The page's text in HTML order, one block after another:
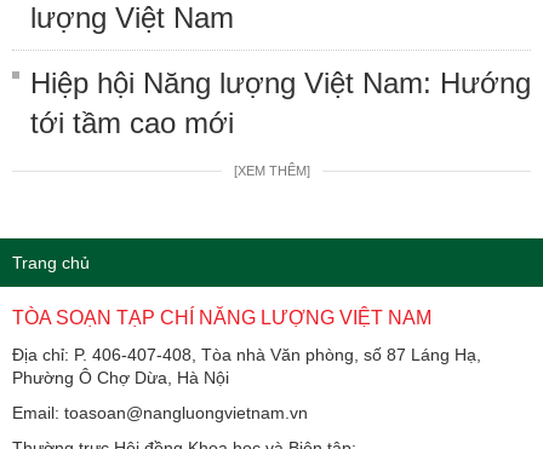
lượng Việt Nam
Hiệp hội Năng lượng Việt Nam: Hướng
tới tầm cao mới
[XEM THÊM]
Trang chủ
TÒA SOẠN TẠP CHÍ NĂNG LƯỢNG VIỆT NAM
Địa chỉ: P. 406-407-408, Tòa nhà Văn phòng, số 87 Láng Hạ,
Phường Ô Chợ Dừa, Hà Nội
Email: toasoan@nangluongvietnam.vn